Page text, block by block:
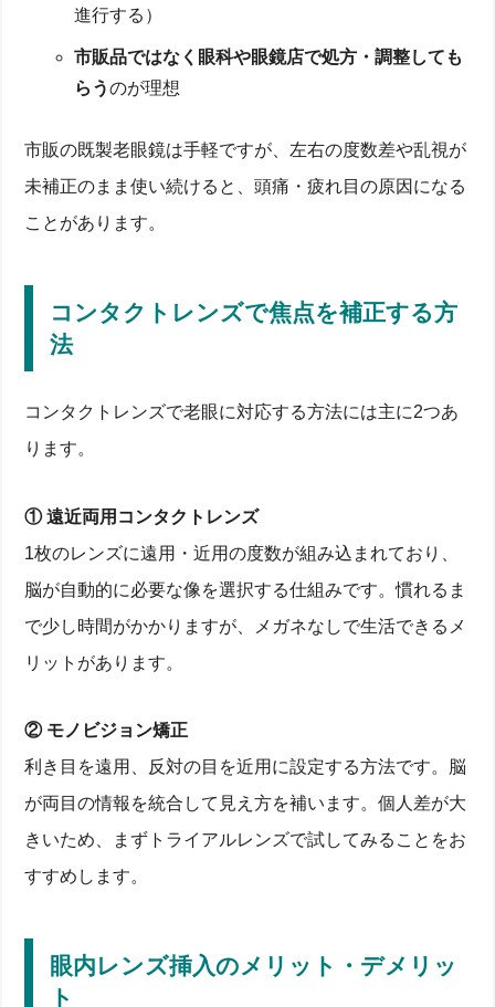
進行する）
市販品ではなく眼科や眼鏡店で処方・調整しても
らうのが理想
市販の既製老眼鏡は手軽ですが、左右の度数差や乱視が
未補正のまま使い続けると、頭痛・疲れ目の原因になる
ことがあります。
コンタクトレンズで焦点を補正する方
法
コンタクトレンズで老眼に対応する方法には主に2つあ
ります。
① 遠近両用コンタクトレンズ
1枚のレンズに遠用・近用の度数が組み込まれており、
脳が自動的に必要な像を選択する仕組みです。慣れるま
で少し時間がかかりますが、メガネなしで生活できるメ
リットがあります。
② モノビジョン矯正
利き目を遠用、反対の目を近用に設定する方法です。脳
が両目の情報を統合して見え方を補います。個人差が大
きいため、まずトライアルレンズで試してみることをお
すすめします。
眼内レンズ挿入のメリット・デメリッ
ト